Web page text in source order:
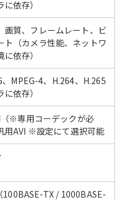
に依存）
画質、フレームレート、ビ
ト（カメラ性能、ネットワ
依存）
、MPEG-4、H.264、H.265
に依存）
※専用コーデックが必
用AVI ※設定にて選択可能
100BASE-TX / 1000BASE-